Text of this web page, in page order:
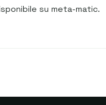
su meta-matic.